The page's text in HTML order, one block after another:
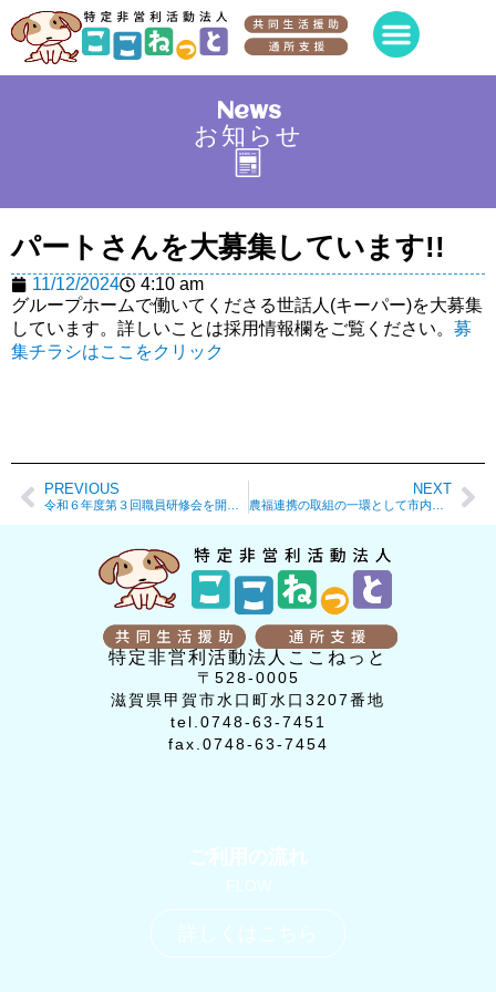
News
お知らせ
パートさんを大募集しています!!
11/12/2024
4:10 am
グループホームで働いてくださる世話人(キーパー)を大募集
しています。詳しいことは採用情報欄をご覧ください。 募
集チラシはここをクリック
PREVIOUS NEXT
特定非営利活動法人ここねっと
〒528-0005
滋賀県甲賀市水口町水口3207番地
tel.0748-63-7451
fax.0748-63-7454
ご利用の流れ
FLOW
詳しくはこちら